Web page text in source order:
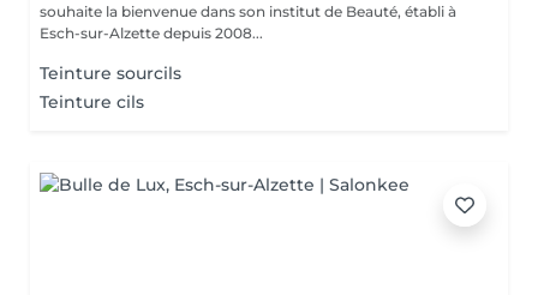
souhaite la bienvenue dans son institut de Beauté, établi à
Esch-sur-Alzette depuis 2008...
Teinture sourcils
Teinture cils